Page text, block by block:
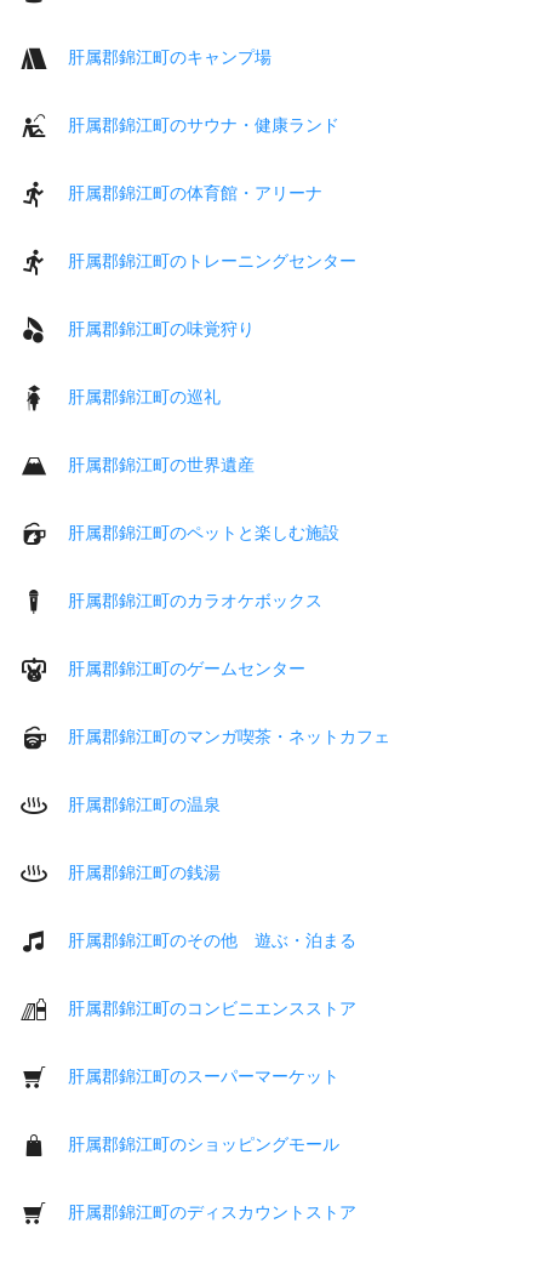
肝属郡錦江町のキャンプ場
肝属郡錦江町のサウナ・健康ランド
肝属郡錦江町の体育館・アリーナ
肝属郡錦江町のトレーニングセンター
肝属郡錦江町の味覚狩り
肝属郡錦江町の巡礼
肝属郡錦江町の世界遺産
肝属郡錦江町のペットと楽しむ施設
肝属郡錦江町のカラオケボックス
肝属郡錦江町のゲームセンター
肝属郡錦江町のマンガ喫茶・ネットカフェ
肝属郡錦江町の温泉
肝属郡錦江町の銭湯
肝属郡錦江町のその他 遊ぶ・泊まる
肝属郡錦江町のコンビニエンスストア
肝属郡錦江町のスーパーマーケット
肝属郡錦江町のショッピングモール
肝属郡錦江町のディスカウントストア